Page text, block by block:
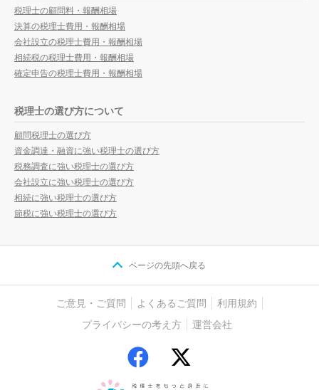
税理士の顧問料・報酬相場
決算の税理士費用・報酬相場
会社設立の税理士費用・報酬相場
相続税の税理士費用・報酬相場
確定申告の税理士費用・報酬相場
税理士の選び方について
顧問税理士の選び方
資金調達・融資に強い税理士の選び方
税務調査に強い税理士の選び方
会社設立に強い税理士の選び方
相続に強い税理士の選び方
節税に強い税理士の選び方
ページの先頭へ戻る
ご意見・ご質問 よくあるご質問
利用規約
プライバシーの考え方
運営会社